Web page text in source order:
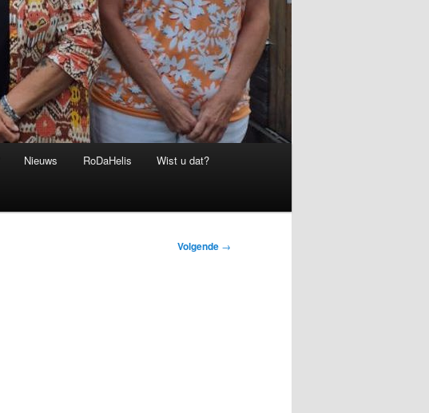
Nieuws RoDaHelis Wist u dat?
Volgende →